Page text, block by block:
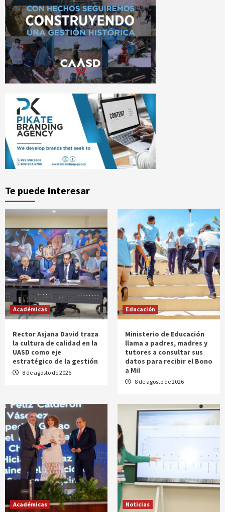
Te puede Interesar
Académicas
Rector Asjana David traza
la cultura de calidad en la
UASD como eje
estratégico de la gestión
8 de agosto de 2026
Educación
Ministerio de Educación
llama a padres, madres y
tutores a consultar sus
datos para recibir el Bono
a Mil
8 de agosto de 2026
Académicas Noticias